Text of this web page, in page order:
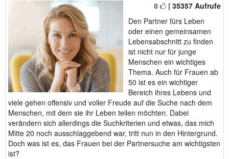
8
| 35357 Aufrufe
Den Partner fürs Leben
oder einen gemeinsamen
Lebensabschnitt zu finden
ist nicht nur für junge
Menschen ein wichtiges
Thema. Auch für Frauen ab
50 ist es ein wichtiger
Bereich ihres Lebens und
viele gehen offensiv und voller Freude auf die Suche nach dem
Menschen, mit dem sie ihr Leben teilen möchten. Dabei
verändern sich allerdings die Suchkriterien und etwas, das mich
Mitte 20 noch ausschlaggebend war, tritt nun in den Hintergrund.
Doch was ist es, das Frauen bei der Partnersuche am wichtigsten
ist?